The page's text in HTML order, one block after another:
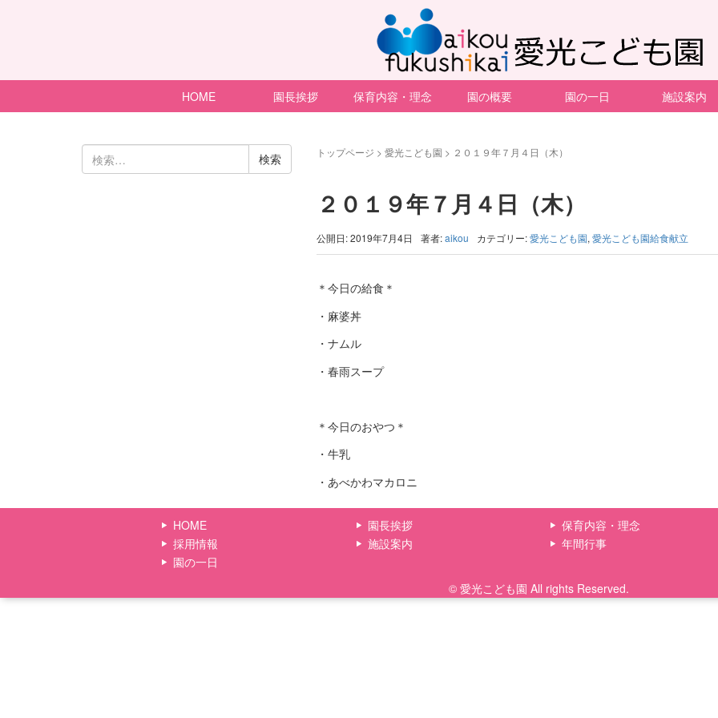
HOME 園長挨拶 保育内容・理念 園の概要 園の一日 施設案内
トップページ > 愛光こども園 > ２０１９年７月４日（木）
２０１９年７月４日（木）
公開日: 2019年7月4日 著者:aikou カテゴリー:愛光こども園, 愛光こども園給食献立
＊今日の給食＊
・麻婆丼
・ナムル
・春雨スープ
＊今日のおやつ＊
・牛乳
・あべかわマカロニ
検
索:
HOME
採用情報
園の一日
園長挨拶
施設案内
保育内容・理念
年間行事
© 愛光こども園 All rights Reserved.